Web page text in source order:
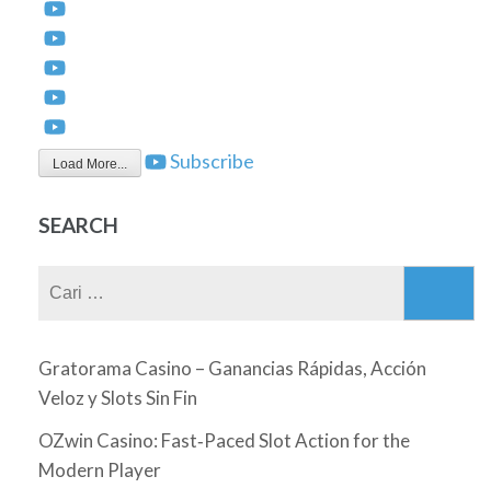
Load More... Subscribe
SEARCH
Gratorama Casino – Ganancias Rápidas, Acción
Veloz y Slots Sin Fin
OZwin Casino: Fast‑Paced Slot Action for the
Modern Player